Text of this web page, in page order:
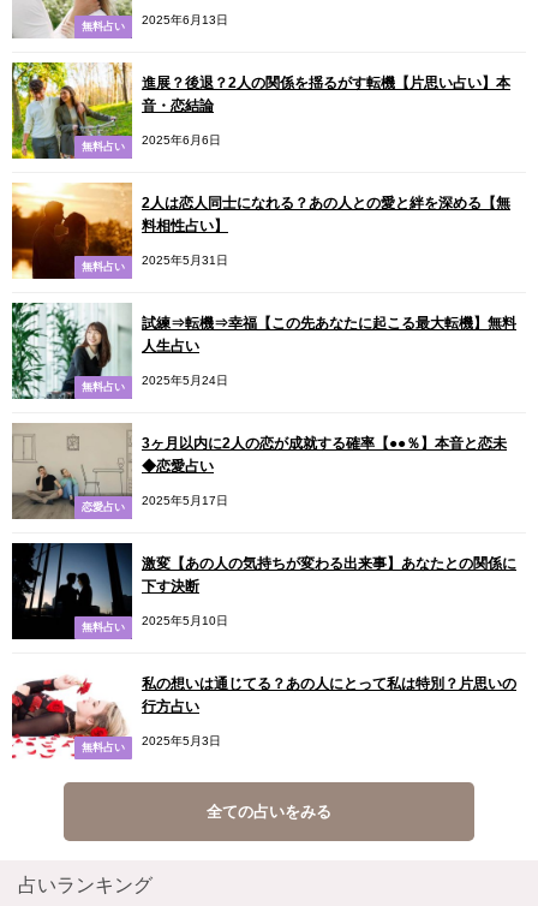
無料占い
2025年6月13日
無料占い
進展？後退？2人の関係を揺るがす転機【片思い占い】本
音・恋結論
2025年6月6日
無料占い
2人は恋人同士になれる？あの人との愛と絆を深める【無
料相性占い】
2025年5月31日
無料占い
試練⇒転機⇒幸福【この先あなたに起こる最大転機】無料
人生占い
2025年5月24日
恋愛占い
3ヶ月以内に2人の恋が成就する確率【●●％】本音と恋未
◆恋愛占い
2025年5月17日
無料占い
激変【あの人の気持ちが変わる出来事】あなたとの関係に
下す決断
2025年5月10日
無料占い
私の想いは通じてる？あの人にとって私は特別？片思いの
行方占い
2025年5月3日
全ての占いをみる
占いランキング